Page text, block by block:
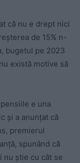
că nu e drept nici
de 15% n-
bugetul pe 2023
există motive să
e una
și a anunțat că
premierul
spunând că
nu știe cu cât se